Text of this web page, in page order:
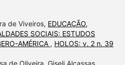
de Viveiros, EDUCAÇÃO,
SOCIAIS: ESTUDOS
AMÉRICA , HOLOS: v. 2 n. 39
de Oliveira, Giseli Alcassas